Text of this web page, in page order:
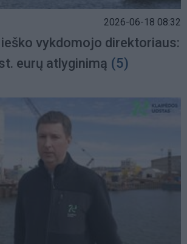
2026-06-18 08:32
vykdomojo direktoriaus:
eurų atlyginimą (5)